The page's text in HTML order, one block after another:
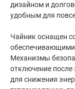
дизайном и
удобным для
Чайник оснащен
обеспечивающими
Механизмы
отключение после
для снижения